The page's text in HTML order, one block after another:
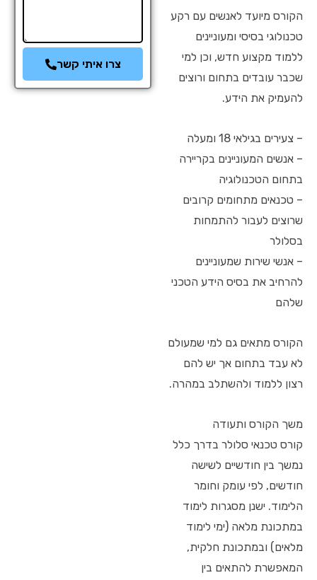
הקורס מיועד לאנשים עם רקע
טכנולוגי בסיסי ומעוניינים
ללמוד מקצוע חדש, וכן למי
שכבר עובדים בתחום ורוצים
להעמיק את הידע.
– צעירים בגילאי 18 ומעלה
– אנשים המעוניינים בקריירה
בתחום הטכנולוגיה
– טכנאים מתחומים קרובים
שרוצים לעבור להתמחות
בסלולר
– אנשי שירות שמעוניינים
להרחיב את בסיס הידע הטכני
שלהם
הקורס מתאים גם למי שמעולם
לא עבד בתחום אך יש להם
רצון ללמוד ולהשתלב במהרה.
משך הקורס ותעודה
קורס טכנאי סלולר בדרך כלל
נמשך בין חודשיים לשישה
חודשים, לפי עומק וחומר
הלימוד. ישנן מסגרות לימוד
במתכונת מלאה (ימי לימוד
מלאים) ובמתכונת חלקית,
המאפשרת להתאים בין
צרו איתי קשר